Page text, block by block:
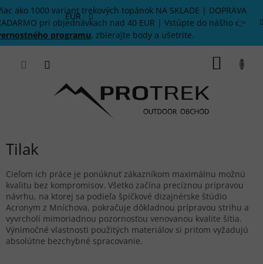
Prejsť
na
obsah
ako 1000 variant trekových topánok NA SKLADE | DOPRAVA
pri objednávkach nad 40 EUR | Vstúpte do nášho 👉
programu, zbierajte body a ušetrite.
EUR
Tilak
Cieľom ich práce je ponúknuť zákazníkom maximálnu možnú
kvalitu bez kompromisov. Všetko začína precíznou prípravou
návrhu, na ktorej sa podieľa špičkové dizajnérske štúdio
Acronym z Mníchova, pokračuje dôkladnou prípravou strihu a
vyvrcholí mimoriadnou pozornosťou venovanou kvalite šitia.
Výnimočné vlastnosti použitých materiálov si pritom vyžadujú
absolútne bezchybné spracovanie.